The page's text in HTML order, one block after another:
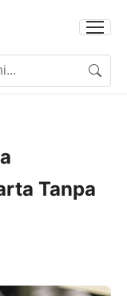
Search
Tanpa